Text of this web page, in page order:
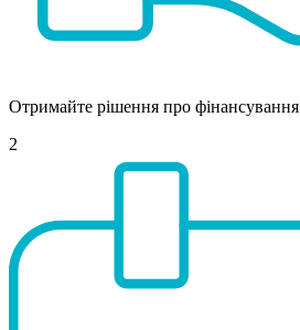
Отримайте рішення про фінансування
2